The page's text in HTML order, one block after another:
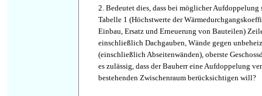
2. Bedeutet dies, dass bei möglicher Aufdoppelung
Tabelle 1 (Höchstwerte der
Einbau, Ersatz und Erneuerung von Bauteilen)
einschließlich Dachgauben, Wände gegen
(einschließlich Abseitenwänden), oberste
es zulässig, dass der Bauherr eine Aufdoppelung
bestehenden Zwischenraum berücksichtigen will?